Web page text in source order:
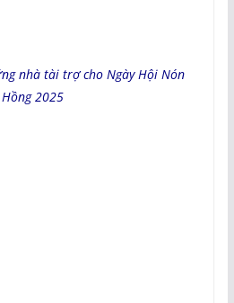
nhà tài trợ cho Ngày Hội Nón
Hồng 2025